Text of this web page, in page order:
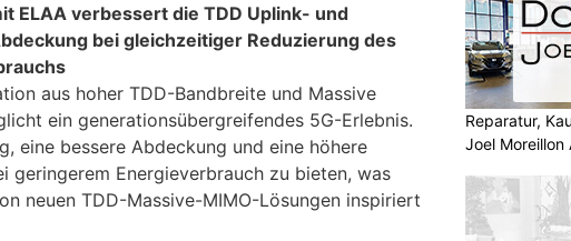
ELAA verbessert die TDD Uplink- und
bei gleichzeitiger Reduzierung des
aus hoher TDD-Bandbreite und Massive
ein generationsübergreifendes 5G-Erlebnis.
eine bessere Abdeckung und eine höhere
geringerem Energieverbrauch zu bieten, was
neuen TDD-Massive-MIMO-Lösungen inspiriert
Reparatur,
Joel Moreillon